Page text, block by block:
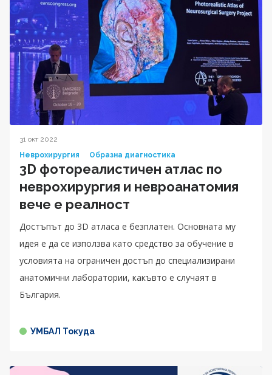
31 окт 2022
Неврохирургия
Образна диагностика
3D фотореалистичен атлас по
неврохирургия и невроанатомия
вече е реалност
Достъпът до 3D атласа е безплатен. Основната му
идея е да се използва като средство за обучение в
условията на ограничен достъп до специализирани
анатомични лаборатории, какъвто е случаят в
България.
УМБАЛ Токуда